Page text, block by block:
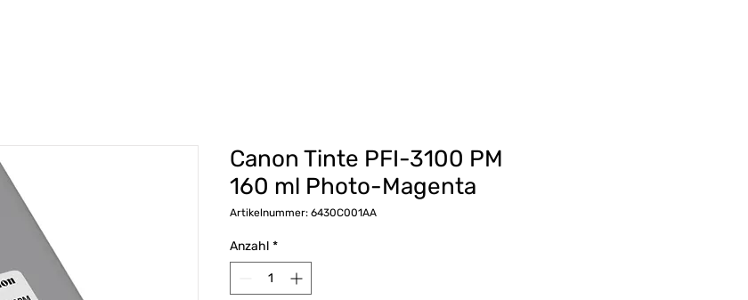
Canon Tinte PFI-3100 PM
160 ml Photo-Magenta
Artikelnummer: 6430C001AA
Anzahl *